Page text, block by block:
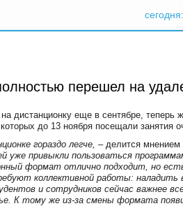
сегодня:
перешел на
еще в сентябре, теперь
до 13 ноября посещали занятия
гораздо легче, – делится
уже привыкли пользоваться
формат отлично подходит, но
коллективной работы: наладить
и сотрудников сейчас важнее
К тому же из-за смены формата